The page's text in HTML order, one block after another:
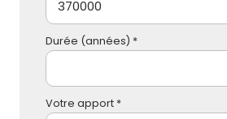
Durée (années) *
Votre apport *